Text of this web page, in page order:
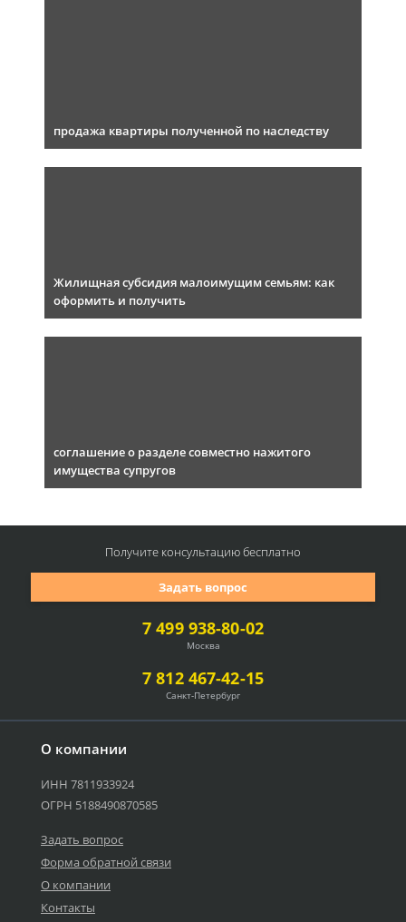
продажа квартиры полученной по наследству
Жилищная субсидия малоимущим семьям: как
оформить и получить
соглашение о разделе совместно нажитого
имущества супругов
О компании
ИНН 7811933924
ОГРН 5188490870585
Задать вопрос
Форма обратной связи
О компании
Контакты
7 499 938-80-02
Москва
7 812 467-42-15
Санкт-Петербург
Задать вопрос
Получите консультациюбесплатно